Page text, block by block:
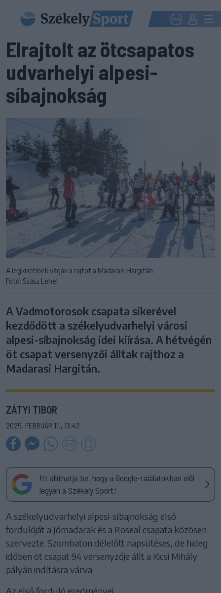
Elrajtolt az ötcsapatos
udvarhelyi alpesi-
síbajnokság
A legkisebbek várják a rajtot a Madarasi Hargitán
Fotó: Szász Lehel
A Vadmotorosok csapata sikerével
kezdődött a székelyudvarhelyi városi
alpesi-síbajnokság idei kiírása. A hétvégén
öt csapat versenyzői álltak rajthoz a
Madarasi Hargitán.
ZÁTYI TIBOR
2025. FEBRUÁR 11., 13:42
Itt állíthatja be, hogy a Google-találatokban elöl
legyen a Székely Sport!
A székelyudvarhelyi alpesi-síbajnokság első
fordulóját a Jómadarak és a Roseal csapata közösen
szervezte. Szombaton délelőtt napsütéses, de hideg
időben öt csapat 94 versenyzője állt a Kicsi Mihály
pályán indításra várva.
Az első forduló eredményei.